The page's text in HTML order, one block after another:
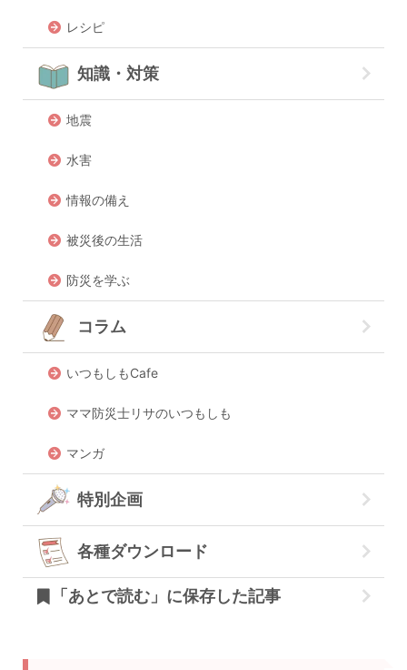
レシピ
知識・対策
地震
水害
情報の備え
被災後の生活
防災を学ぶ
コラム
いつもしもCafe
ママ防災士リサのいつもしも
マンガ
特別企画
各種ダウンロード
「あとで読む」に保存した記事